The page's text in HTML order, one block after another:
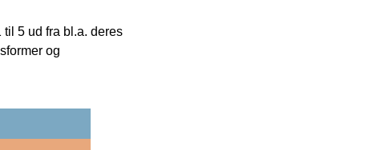
5 ud fra bl.a. deres
og